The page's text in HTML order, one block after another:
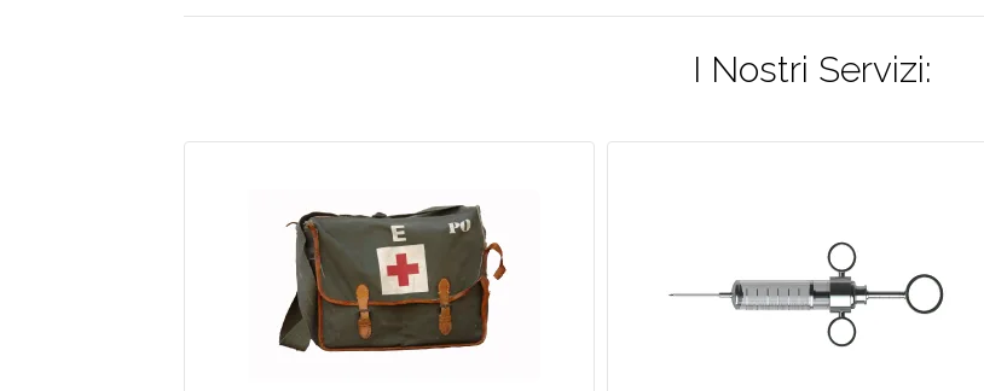
I Nostri Servizi:
Medicina Generale e
Specialistica a Domicilio
Assistenza Infermieristica a
Domicilio